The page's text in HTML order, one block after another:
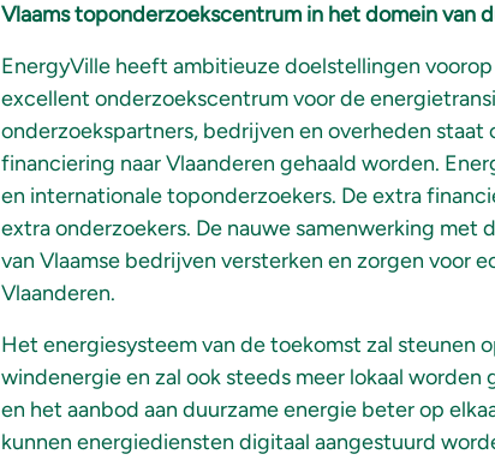
Vlaams toponderzoekscentrum in het domein van
EnergyVille heeft ambitieuze doelstellingen
excellent onderzoekscentrum voor de
onderzoekspartners, bedrijven en overheden
financiering naar Vlaanderen gehaald worden.
en internationale toponderzoekers. De extra
extra onderzoekers. De nauwe samenwerking
van Vlaamse bedrijven versterken en zorgen voor
Vlaanderen.
Het energiesysteem van de toekomst zal steunen
windenergie en zal ook steeds meer lokaal
en het aanbod aan duurzame energie beter op
kunnen energiediensten digitaal aangestuurd